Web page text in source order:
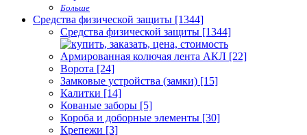
Больше
Средства физической защиты [1344]
Средства физической защиты [1344]
Армированная колючая лента АКЛ [22]
Ворота [24]
Замковые устройства (замки) [15]
Калитки [14]
Кованые заборы [5]
Короба и доборные элементы [30]
Крепежи [3]